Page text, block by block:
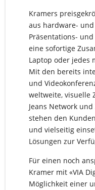
Kramers
aus hardware-
Präsentations-
eine sofortige
Laptop oder jedes
Mit den bereits
und
weltweite, visuelle
Jeans Network
stehen den
und vielseitig
Lösungen zur
Für einen noch
Kramer mit «VIA
Möglichkeit einer